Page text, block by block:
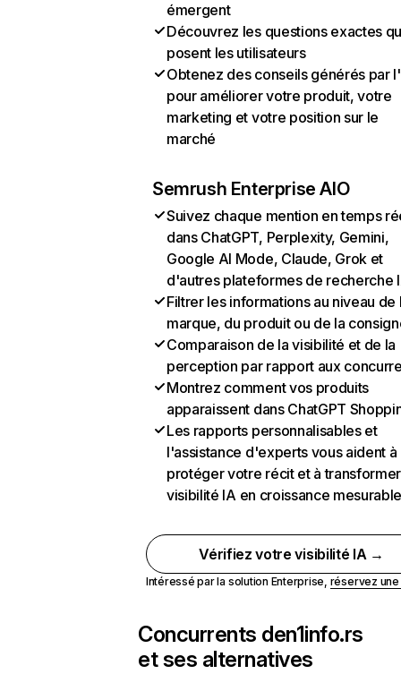
émergent
Découvrez les questions exactes
posent les utilisateurs
Obtenez des conseils générés par
pour améliorer votre produit, votre
marketing et votre position sur le
marché
Semrush Enterprise AIO
Suivez chaque mention en temps
dans ChatGPT, Perplexity, Gemini,
Google AI Mode, Claude, Grok et
d'autres plateformes de recherche
Filtrer les informations au niveau de
marque, du produit ou de la
Comparaison de la visibilité et de la
perception par rapport aux
Montrez comment vos produits
apparaissent dans ChatGPT
Les rapports personnalisables et
l'assistance d'experts vous aident à
protéger votre récit et à
visibilité IA en croissance
Vérifiez votre visibilité IA →
Intéressé par la solution Enterprise, réservez
Concurrents den1info.rs
et ses alternatives